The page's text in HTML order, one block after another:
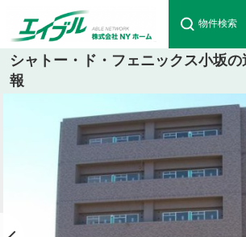
物件検索
シャトー・ド・フェニックス小坂
報